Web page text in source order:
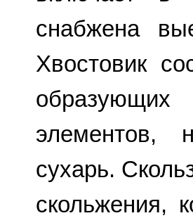
снабжена
Хвостовик
элементов,
сухарь.
скольжения,